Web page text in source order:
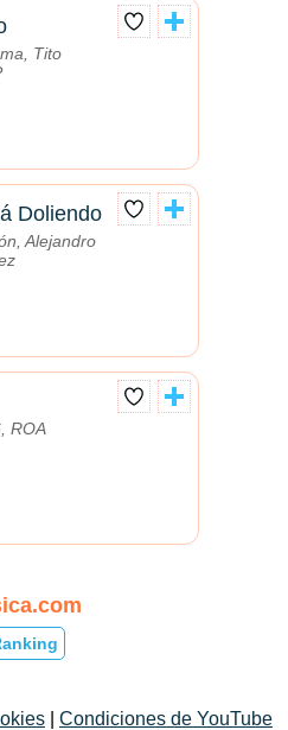
Tito
Doliendo
Alejandro
ROA
Condiciones de YouTube